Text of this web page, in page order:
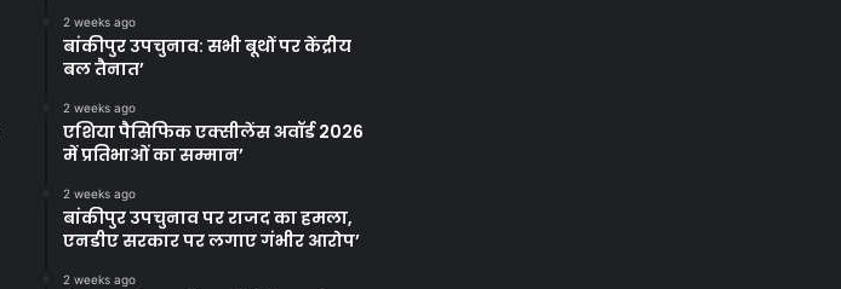
2 weeks ago
बांकीपुर उपचुनाव: सभी बूथों पर केंद्रीय
बल तैनात’
2 weeks ago
एशिया पैसिफिक एक्सीलेंस अवॉर्ड 2026
में प्रतिभाओं का सम्मान’
2 weeks ago
बांकीपुर उपचुनाव पर राजद का हमला,
एनडीए सरकार पर लगाए गंभीर आरोप’
2 weeks ago